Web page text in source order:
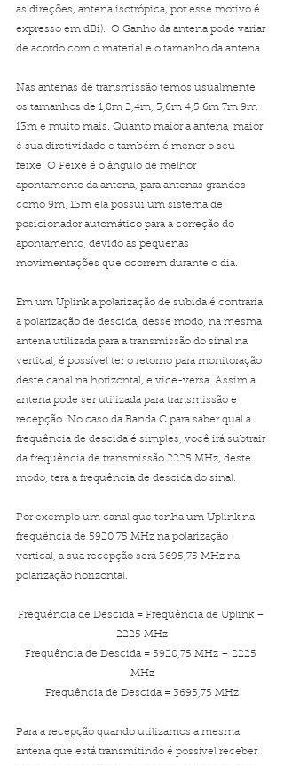
as direções, antena isotrópica, por esse motivo é
expresso em dBi).  O Ganho da antena pode variar
de acordo com o material e o tamanho da antena.
Nas antenas de transmissão temos usualmente
os tamanhos de 1,8m 2,4m, 3,6m 4,5 6m 7m 9m
13m e muito mais. Quanto maior a antena, maior
é sua diretividade e também é menor o seu
feixe. O Feixe é o ângulo de melhor
apontamento da antena, para antenas grandes
como 9m, 13m ela possui um sistema de
posicionador automático para a correção do
apontamento, devido as pequenas
movimentações que ocorrem durante o dia.
Em um Uplink a polarização de subida é contrária
a polarização de descida, desse modo, na mesma
antena utilizada para a transmissão do sinal na
vertical, é possível ter o retorno para monitoração
deste canal na horizontal, e vice-versa. Assim a
antena pode ser utilizada para transmissão e
recepção. No caso da Banda C para saber qual a
frequência de descida é simples, você irá subtrair
da frequência de transmissão 2225 MHz, deste
modo, terá a frequência de descida do sinal.
Por exemplo um canal que tenha um Uplink na
frequência de 5920,75 MHz na polarização
vertical, a sua recepção será 3695,75 MHz na
polarização horizontal.
Frequência de Descida = Frequência de Uplink –
2225 MHz
Frequência de Descida = 5920,75 MHz – 2225
MHz
Frequência de Descida = 3695,75 MHz
Para a recepção quando utilizamos a mesma
antena que está transmitindo é possível receber